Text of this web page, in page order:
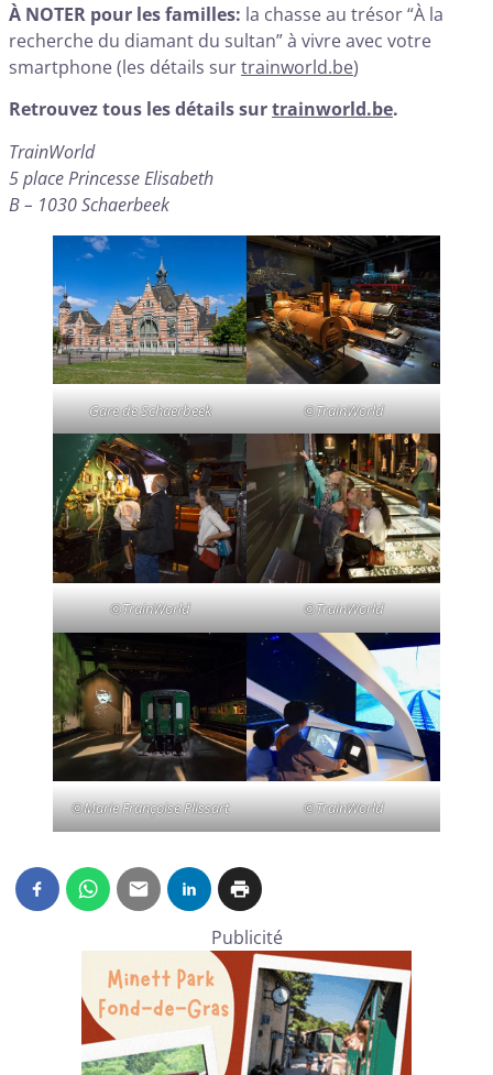
À NOTER pour les familles: la chasse au trésor “À la
recherche du diamant du sultan” à vivre avec votre
smartphone (les détails surtrainworld.be)
Retrouvez tous les détails surtrainworld.be.
TrainWorld
5 place Princesse Elisabeth
B – 1030 Schaerbeek
Gare de Schaerbeek ©TrainWorld
©TrainWorld ©TrainWorld
©Marie Françoise Plissart ©TrainWorld
Publicité